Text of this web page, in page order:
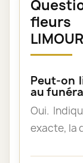
fleurs
Peut-on
au
Oui.
exacte, la